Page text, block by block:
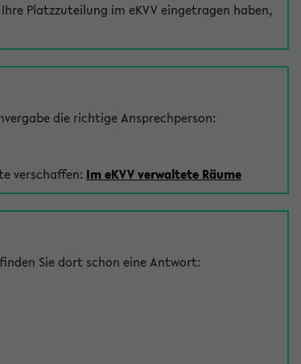
Platzzuteilung im eKVV eingetragen haben,
die richtige Ansprechperson:
verschaffen: Im eKVV verwaltete Räume
Sie dort schon eine Antwort: